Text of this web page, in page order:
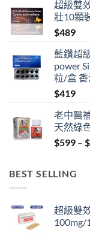
超級雙
壯10顆
$489
藍鑽超
power
粒/盒
$419
老中醫
天然綠
$599 – $
BEST SELLING
超級雙
100mg/